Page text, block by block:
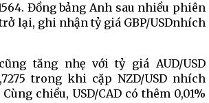
Đồng bảng Anh sau nhiều phiên
lại, ghi nhận tỷ giá GBP/USDnhích
tăng nhẹ với tỷ giá AUD/USD
trong khi cặp NZD/USD nhích
chiều, USD/CAD có thêm 0,01%